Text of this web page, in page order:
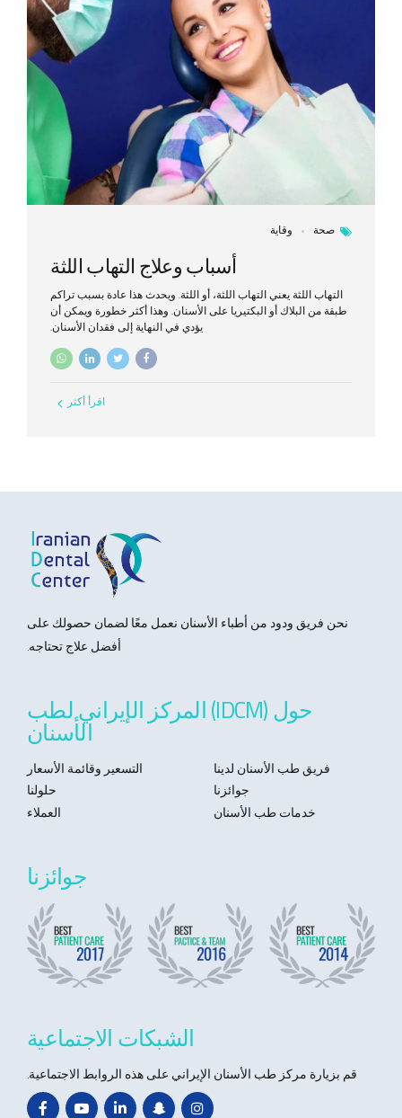
صحة وقاية
أسباب وعلاج التهاب اللثة
التهاب اللثة يعني التهاب اللثة، أو اللثة. ويحدث هذا عادة بسبب تراكم
طبقة من البلاك أو البكتيريا على الأسنان. وهذا أكثر خطورة ويمكن أن
يؤدي في النهاية إلى فقدان الأسنان.
اقرأ أكثر
نحن فريق ودود من أطباء الأسنان نعمل معًا لضمان حصولك على
أفضل علاج تحتاجه.
حول (IDCM) المركز الإيراني لطب
الأسنان
فريق طب الأسنان لدينا
التسعير وقائمة الأسعار
جوائزنا
حلولنا
خدمات طب الأسنان
العملاء
جوائزنا
الشبكات الاجتماعية
قم بزيارة مركز طب الأسنان الإيراني على هذه الروابط الاجتماعية.